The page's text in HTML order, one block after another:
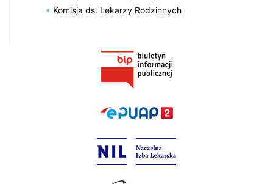
Komisja ds. Lekarzy Rodzinnych